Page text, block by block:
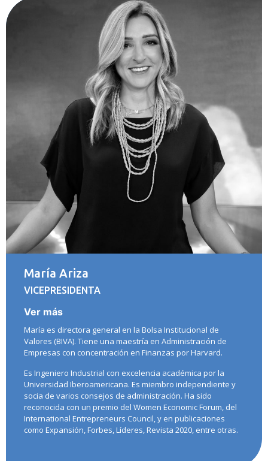
María Ariza
VICEPRESIDENTA
Ver más
María es directora general en la Bolsa Institucional de
Valores (BIVA). Tiene una maestría en Administración de
Empresas con concentración en Finanzas por Harvard.
Es Ingeniero Industrial con excelencia académica por la
Universidad Iberoamericana. Es miembro independiente y
socia de varios consejos de administración. Ha sido
reconocida con un premio del Women Economic Forum, del
International Entrepreneurs Council, y en publicaciones
como Expansión, Forbes, Líderes, Revista 2020, entre otras.